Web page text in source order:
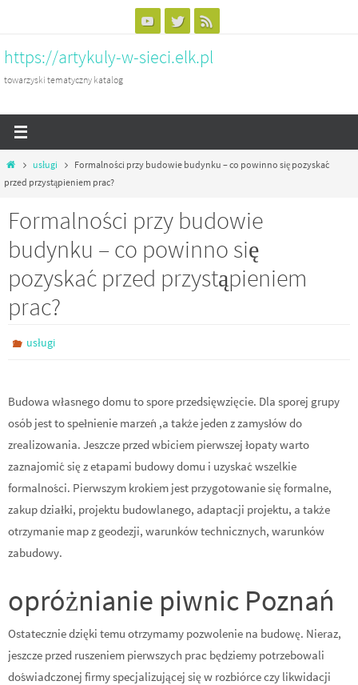
treści
https://artykuly-w-sieci.elk.pl
towarzyski tematyczny katalog
Homeusługi
Formalności przy budowie budynku – co powinno się pozyskać
przed przystąpieniem prac?
Formalności przy budowie
budynku – co powinno się
pozyskać przed przystąpieniem
prac?
usługi
Budowa własnego domu to spore przedsięwzięcie. Dla sporej grupy
osób jest to spełnienie marzeń ,a także jeden z zamysłów do
zrealizowania. Jeszcze przed wbiciem pierwszej łopaty warto
zaznajomić się z etapami budowy domu i uzyskać wszelkie
formalności. Pierwszym krokiem jest przygotowanie się formalne,
zakup działki, projektu budowlanego, adaptacji projektu, a także
otrzymanie map z geodezji, warunków technicznych, warunków
zabudowy.
opróżnianie piwnic Poznań
Ostatecznie dzięki temu otrzymamy pozwolenie na budowę. Nieraz,
jeszcze przed ruszeniem pierwszych prac będziemy potrzebowali
doświadczonej firmy specjalizującej się w rozbiórce czy likwidacji